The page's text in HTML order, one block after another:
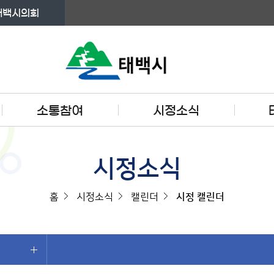
백시의회
소통참여 시정소식
시정소식
홈 시정소식 캘린더 시정 캘린더